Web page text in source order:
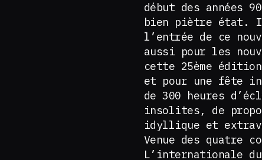
début des années
bien piètre état. Il
l’entrée de ce
aussi pour les
cette 25ème
et pour une fête
de 300 heures
insolites, de
idyllique et
Venue des quatre
L’internationale